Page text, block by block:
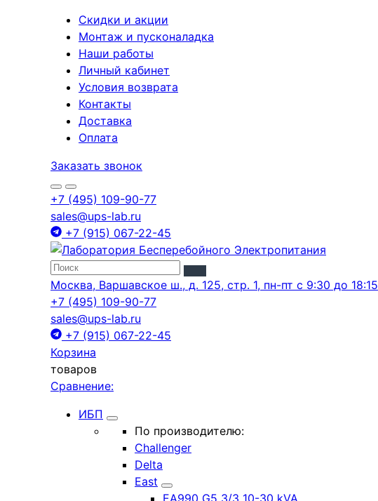
Скидки и акции
Монтаж и пусконаладка
Наши работы
Личный кабинет
Условия возврата
Контакты
Доставка
Оплата
Заказать звонок
+7 (495) 109-90-77
sales@ups-lab.ru
+7 (915) 067-22-45
Москва, Варшавское ш., д. 125, стр. 1, пн-пт с 9:30 до 18:15
+7 (495) 109-90-77
sales@ups-lab.ru
+7 (915) 067-22-45
Корзина
товаров
Сравнение:
ИБП
По производителю:
Challenger
Delta
East
EA990 G5 3/3 10-30 kVA